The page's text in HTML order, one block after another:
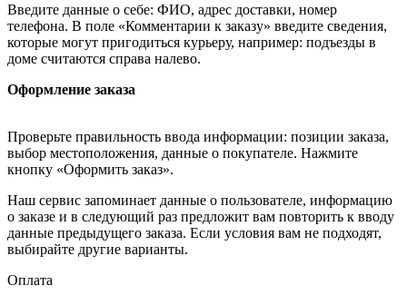
Введите данные о себе: ФИО, адрес доставки, номер
телефона. В поле «Комментарии к заказу» введите сведения,
которые могут пригодиться курьеру, например: подъезды в
доме считаются справа налево.
Оформление заказа
Проверьте правильность ввода информации: позиции заказа,
выбор местоположения, данные о покупателе. Нажмите
кнопку «Оформить заказ».
Наш сервис запоминает данные о пользователе, информацию
о заказе и в следующий раз предложит вам повторить к вводу
данные предыдущего заказа. Если условия вам не подходят,
выбирайте другие варианты.
Оплата